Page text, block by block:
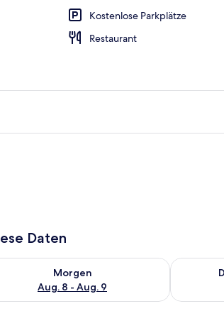
Kostenlose Parkplätze
Restaurant
Daten
Aug. 7 - Aug. 8.
Morgen
Aug. 8 - Aug. 9
die Verfügbarkeit für morgen, Aug. 8 -